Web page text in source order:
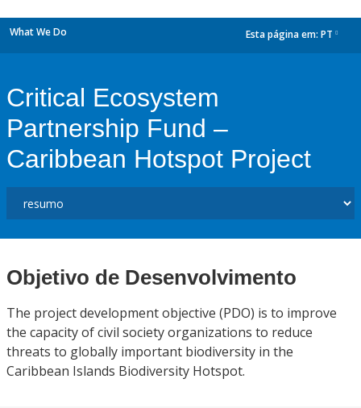
What We Do Esta página em: PT
Critical Ecosystem
Partnership Fund –
Caribbean Hotspot Project
Objetivo de Desenvolvimento
The project development objective (PDO) is to improve
the capacity of civil society organizations to reduce
threats to globally important biodiversity in the
Caribbean Islands Biodiversity Hotspot.